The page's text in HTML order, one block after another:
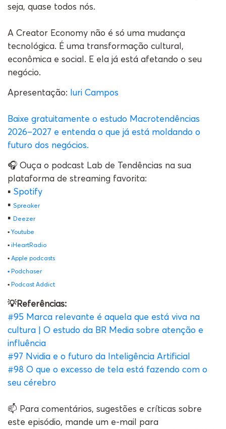
seja, quase todos nós.
A Creator Economy não é só uma mudança
tecnológica. É uma transformação cultural,
econômica e social. E ela já está afetando o seu
negócio.
Apresentação: Iuri Campos
Baixe gratuitamente o estudo Macrotendências
2026–2027 e entenda o que já está moldando o
futuro dos negócios.
🎧 Ouça o podcast Lab de Tendências na sua
plataforma de streaming favorita:
▪️ Spotify
▪️ Spreaker
▪️ Deezer
▪️ Youtube
▪️ iHeartRadio
▪️ Apple podcasts
▪️ Podchaser
▪️ Podcast Addict
💡Referências:
#95 Marca relevante é aquela que está viva na
cultura | O estudo da BR Media sobre atenção e
influência
#97 Nvidia e o futuro da Inteligência Artificial
#98 O que o excesso de tela está fazendo com o
seu cérebro
📫 Para comentários, sugestões e críticas sobre
este episódio, mande um e-mail para